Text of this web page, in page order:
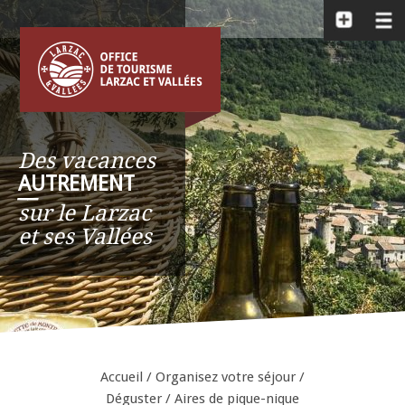
Des vacances
AUTREMENT
__
sur le Larzac
et ses Vallées
Accueil / Organisez votre séjour /
Déguster / Aires de pique-nique